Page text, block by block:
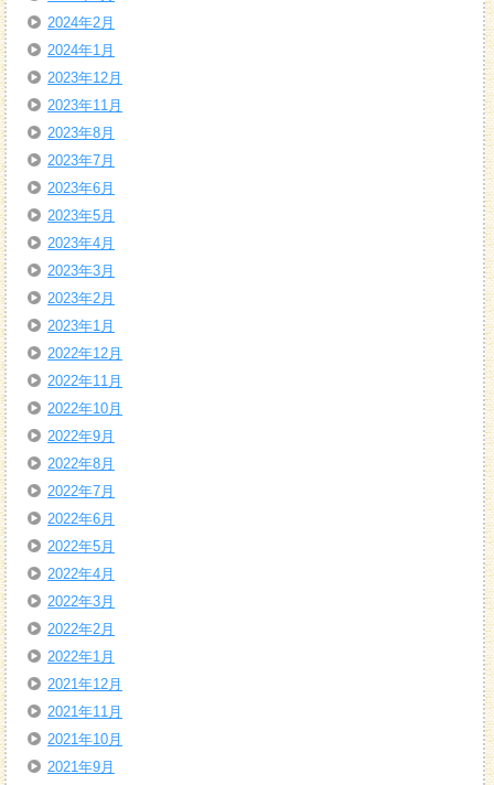
2024年2月
2024年1月
2023年12月
2023年11月
2023年8月
2023年7月
2023年6月
2023年5月
2023年4月
2023年3月
2023年2月
2023年1月
2022年12月
2022年11月
2022年10月
2022年9月
2022年8月
2022年7月
2022年6月
2022年5月
2022年4月
2022年3月
2022年2月
2022年1月
2021年12月
2021年11月
2021年10月
2021年9月